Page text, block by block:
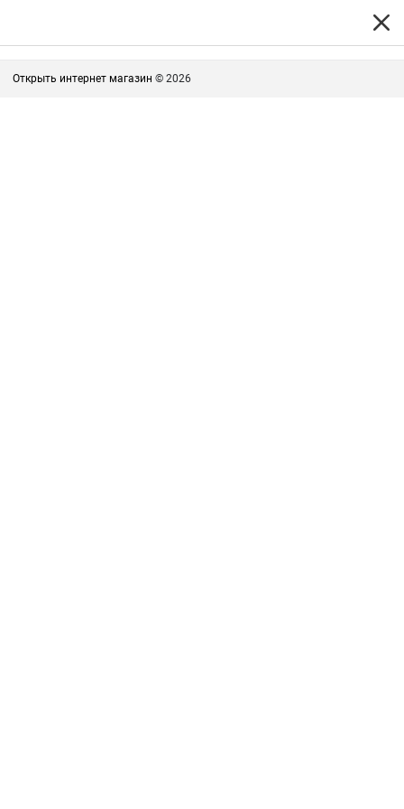
Открыть интернет магазин © 2026